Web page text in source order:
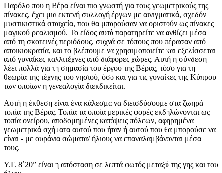
Παρόλο που η Βέρα είναι πιο γνωστή για τους γεωμετρικούς της
πίνακες, έχει μια εκτενή συλλογή έργων με αινιγματικά, σχεδόν
μυστικιστικά στοιχεία, που θα μπορούσαν να οριστούν ως πίνακες
μαγικού ρεαλισμού. Το είδος αυτό παρατηρείτε να ανθίζει μέσα
από τη σκοτεινές περιόδους, συχνά σε τόπους που πέρασαν από
αποικιοκρατία, και το βλέπουμε να χρησιμοποιείτε και εξελίσσεται
από γυναίκες καλλιτέχνες από διάφορες χώρες. Αυτή η σύνδεση
λέει πολλά για τη σημασία του έργου της Βέρας, τόσο για τη
θεωρία της τέχνης του νησιού, όσο και για τις γυναίκες της Κύπρου
των οποίων η γενεαλογία διεκδικείται.
Αυτή η έκθεση είναι ένα κάλεσμα να διεισδύσουμε στα ζωηρά
τοπία της Βέρας. Τοπία τα οποία μερικές φορές εκδηλώνονται ως
τοπία ονείρου, αποδομημένες κατόψεις πόλεων, αφηρημένα
γεωμετρικά σχήματα αυτού που ήταν ή αυτού που θα μπορούσε να
είναι - με ουράνια σώματα/ ήλιους να επαναλαμβάνονται μέσα
τους.
Υ.Γ. 8΄20” είναι η απόσταση σε λεπτά φωτός μεταξύ της γης και του